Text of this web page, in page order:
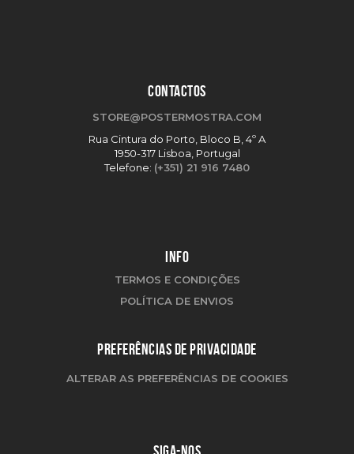
CONTACTOS
STORE@POSTERMOSTRA.COM
Rua Cintura do Porto, Bloco B, 4º A
1950-317 Lisboa, Portugal
Telefone: (+351) 21 916 7480
INFO
TERMOS E CONDIÇÕES
POLÍTICA DE ENVIOS
PREFERÊNCIAS DE PRIVACIDADE
ALTERAR AS PREFERÊNCIAS DE COOKIES